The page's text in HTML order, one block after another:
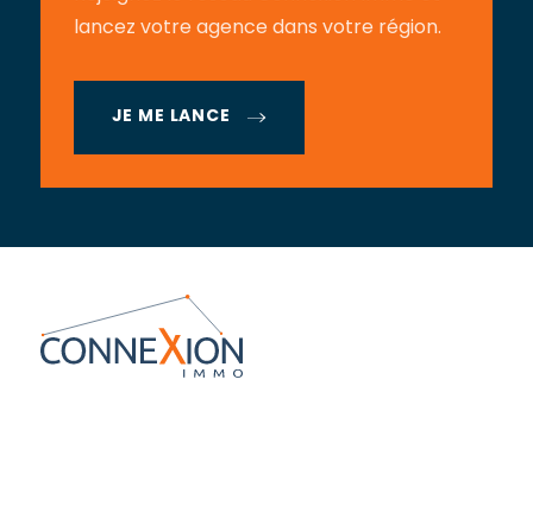
lancez votre agence dans votre région.
JE ME LANCE